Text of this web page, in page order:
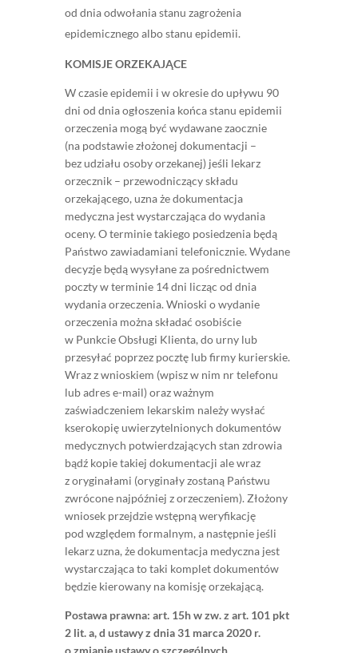
od dnia odwołania stanu zagrożenia
epidemicznego albo stanu epidemii.
KOMISJE ORZEKAJĄCE
W czasie epidemii i w okresie do upływu 90
dni od dnia ogłoszenia końca stanu epidemii
orzeczenia mogą być wydawane zaocznie
(na podstawie złożonej dokumentacji –
bez udziału osoby orzekanej) jeśli lekarz
orzecznik – przewodniczący składu
orzekającego, uzna że dokumentacja
medyczna jest wystarczająca do wydania
oceny. O terminie takiego posiedzenia będą
Państwo zawiadamiani telefonicznie. Wydane
decyzje będą wysyłane za pośrednictwem
poczty w terminie 14 dni licząc od dnia
wydania orzeczenia. Wnioski o wydanie
orzeczenia można składać osobiście
w Punkcie Obsługi Klienta, do urny lub
przesyłać poprzez pocztę lub firmy kurierskie.
Wraz z wnioskiem (wpisz w nim nr telefonu
lub adres e-mail) oraz ważnym
zaświadczeniem lekarskim należy wysłać
kserokopię uwierzytelnionych dokumentów
medycznych potwierdzających stan zdrowia
bądź kopie takiej dokumentacji ale wraz
z oryginałami (oryginały zostaną Państwu
zwrócone najpóźniej z orzeczeniem). Złożony
wniosek przejdzie wstępną weryfikację
pod względem formalnym, a następnie jeśli
lekarz uzna, że dokumentacja medyczna jest
wystarczająca to taki komplet dokumentów
będzie kierowany na komisję orzekającą.
Postawa prawna: art. 15h w zw. z art. 101 pkt
2 lit. a, d ustawy z dnia 31 marca 2020 r.